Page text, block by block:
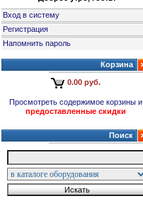
Вход в систему
Регистрация
Напомнить пароль
Корзина
0.00 руб.
Просмотреть содержимое корзины и
предоставленные скидки
Поиск